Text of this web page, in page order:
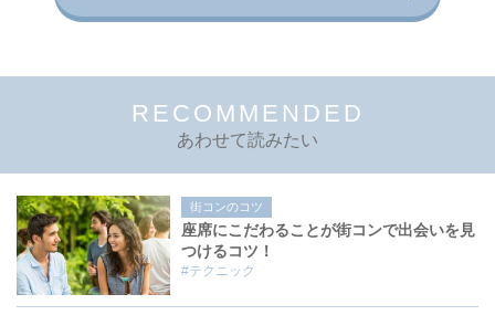
RECOMMENDED
あわせて読みたい
街コンのコツ
座席にこだわることが街コンで出会いを見
つけるコツ！
#テクニック